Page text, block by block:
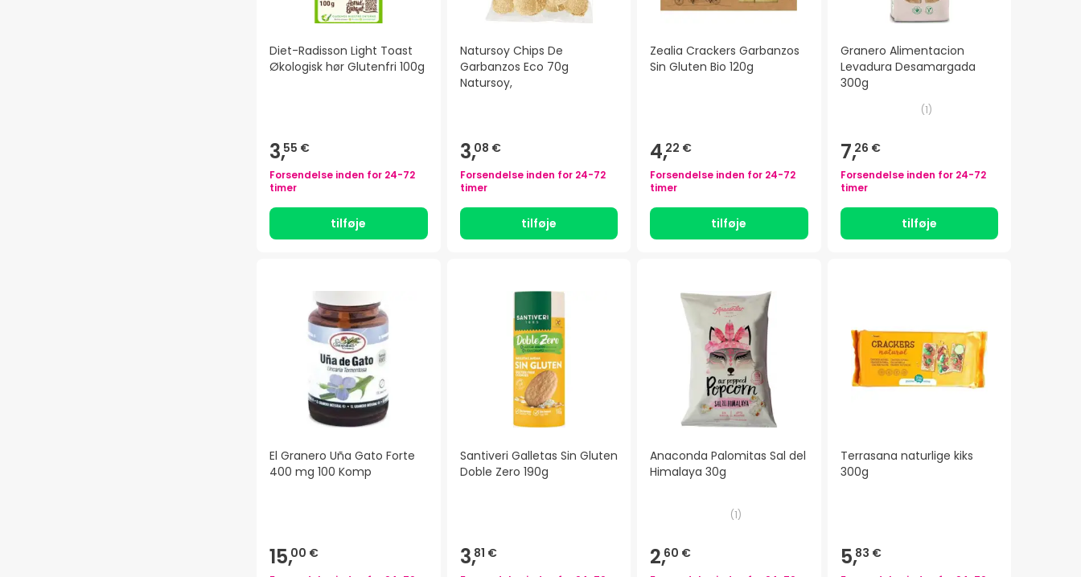
Diet-Radisson Light Toast
Økologisk hør Glutenfri 100g
3,55 €
Forsendelse inden for 24-72
timer
tilføje
Natursoy Chips De
Garbanzos Eco 70g
Natursoy,
3,08 €
Forsendelse inden for 24-72
timer
tilføje
Zealia Crackers Garbanzos
Sin Gluten Bio 120g
4,22 €
Forsendelse inden for 24-72
timer
tilføje
Granero Alimentacion
Levadura Desamargada
300g
(1)
7,26 €
Forsendelse inden for 24-72
timer
tilføje
El Granero Uña Gato Forte
400 mg 100 Komp
15,00 €
Santiveri Galletas Sin Gluten
Doble Zero 190g
3,81 €
Anaconda Palomitas Sal del
Himalaya 30g
(1)
2,60 €
Terrasana naturlige kiks
300g
5,83 €